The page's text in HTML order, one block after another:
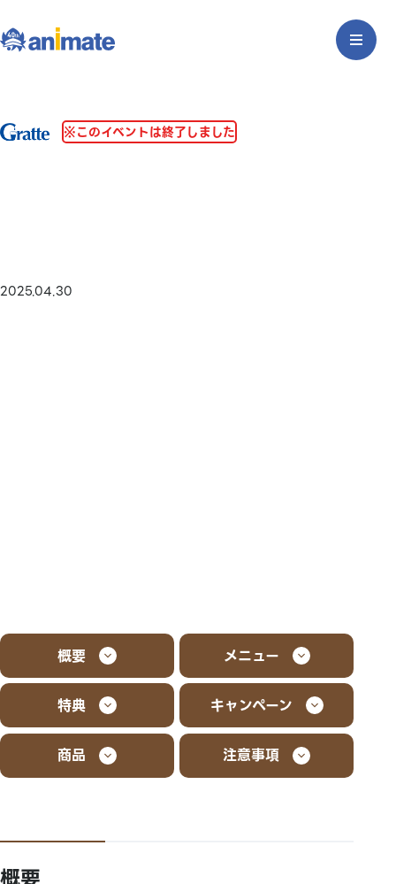
※このイベントは終了しました
2025.04.30
概要 メニュー
特典 キャンペーン
商品 注意事項